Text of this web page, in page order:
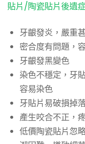
貼片/陶瓷貼片後遺
牙齦發炎，嚴重
密合度有問題，
牙齦發黑變色
染色不穩定，牙
容易染色
牙貼片易破損掉
產生咬合不正，
低價陶瓷貼片忽